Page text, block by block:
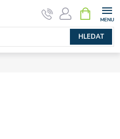
HLEDAT
NÁKUPNÍ
KOŠÍK